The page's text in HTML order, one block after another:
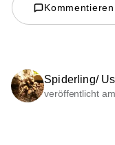
Kommentieren
Spiderling/
veröffentlicht